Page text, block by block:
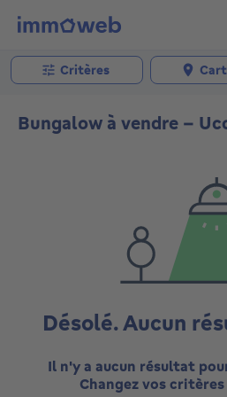
Critères
Bungalow à vendre -
Désolé. Aucun
Il n'y a aucun résultat
Changez vos